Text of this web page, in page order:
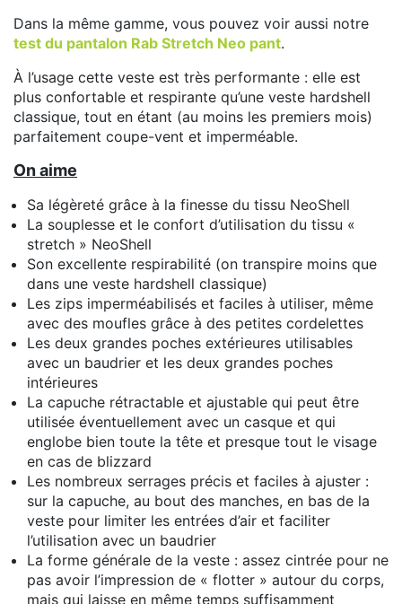
Dans la même gamme, vous pouvez voir aussi notre
test du pantalon Rab Stretch Neo pant.
À l’usage cette veste est très performante : elle est
plus confortable et respirante qu’une veste hardshell
classique, tout en étant (au moins les premiers mois)
parfaitement coupe-vent et imperméable.
On aime
Sa légèreté grâce à la finesse du tissu NeoShell
La souplesse et le confort d’utilisation du tissu «
stretch » NeoShell
Son excellente respirabilité (on transpire moins que
dans une veste hardshell classique)
Les zips imperméabilisés et faciles à utiliser, même
avec des moufles grâce à des petites cordelettes
Les deux grandes poches extérieures utilisables
avec un baudrier et les deux grandes poches
intérieures
La capuche rétractable et ajustable qui peut être
utilisée éventuellement avec un casque et qui
englobe bien toute la tête et presque tout le visage
en cas de blizzard
Les nombreux serrages précis et faciles à ajuster :
sur la capuche, au bout des manches, en bas de la
veste pour limiter les entrées d’air et faciliter
l’utilisation avec un baudrier
La forme générale de la veste : assez cintrée pour ne
pas avoir l’impression de « flotter » autour du corps,
mais qui laisse en même temps suffisamment